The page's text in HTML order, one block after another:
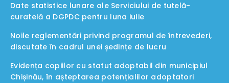
Date statistice lunare ale Serviciului de tutelă-
curatelă a DGPDC pentru luna iulie
Noile reglementări privind programul de întrevederi,
discutate în cadrul unei ședințe de lucru
Evidența copiilor cu statut adoptabil din municipiul
Chișinău, în așteptarea potențialilor adoptatori